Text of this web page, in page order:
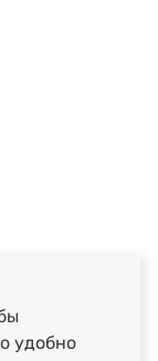
удобно